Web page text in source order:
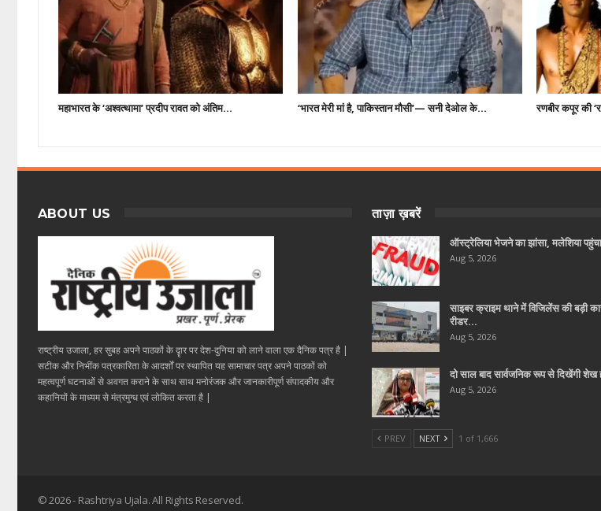
महाभारत के ‘अश्वत्थामा’ प्रदीप रावत को अंतिम… ‘भारत मेरी मां है, पाकिस्तान मौसी’— सनी देओल के… रणबीर कपूर की
ABOUT US
राष्ट्रीय उजाला, हर सुबह अपने पाठकों के दॄार पर देश-दुनिया को लाने वाला एक दैनिक पत्र है |
सटीक और निभींक पत्रकारिता के आदर्शों पर स्थापित यह सामाचार पत्र अपने पाठकों को
महत्वपूर्ण घटनाओं से अवगत कराने के साथ साथ मनोरंजक और जानकारीपूर्ण संपादकीय और
कहानियों के माध्यम से मंत्रमुग्ध एवं लोकित करता है |
ताज़ा ख़बरें
ऑस्ट्रेलिया भेजने का झांसा, मलेशिया
Aug 5, 2026
साइबर क्राइम थाने में विजिलेंस की बड़ी
रीडर…
Aug 5, 2026
दो साल बाद सार्वजनिक रूप से दिखेंगी शेख
Aug 5, 2026
PREV NEXT 1 of 1,666
© 2026 - Rashtriya Ujala. All Rights Reserved.